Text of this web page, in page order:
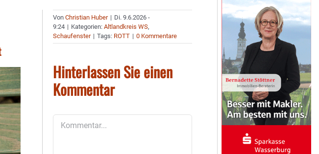
VonChristian Huber | Di. 9.6.2026 -
9:24 | Kategorien:Altlandkreis WS,
Schaufenster | Tags: ROTT | 0 Kommentare
Hinterlassen Sie einen
Kommentar